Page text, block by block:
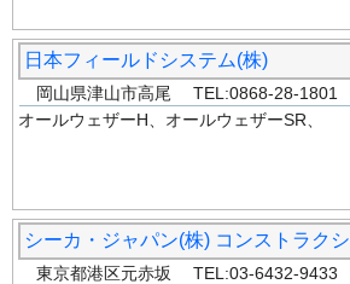
日本フィールドシステム(株)
岡山県津山市高尾 TEL:0868-28-1801
オールウェザーH、オールウェザーSR、
シーカ・ジャパン(株) コンストラク
東京都港区元赤坂 TEL:03-6432-9433